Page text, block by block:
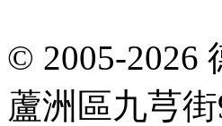
© 2005-2026
蘆洲區九芎